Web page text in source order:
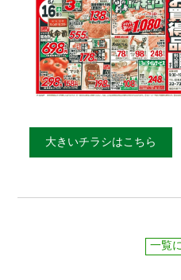
大きいチラシはこちら
一覧